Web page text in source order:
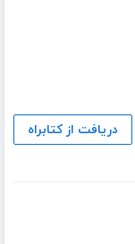
دریافت از کتابراه